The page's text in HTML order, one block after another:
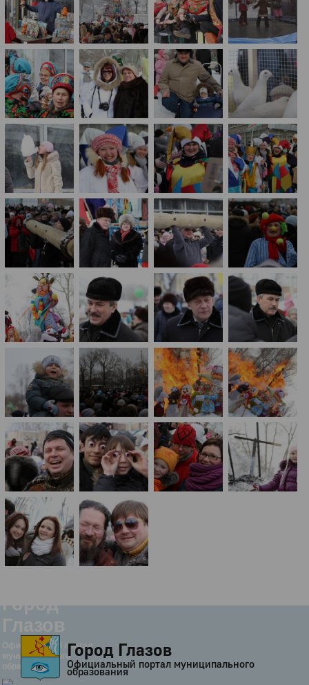
Город
Глазов
Официальный портал
муниципального
образования
Город Глазов
Официальный портал муниципального
образования